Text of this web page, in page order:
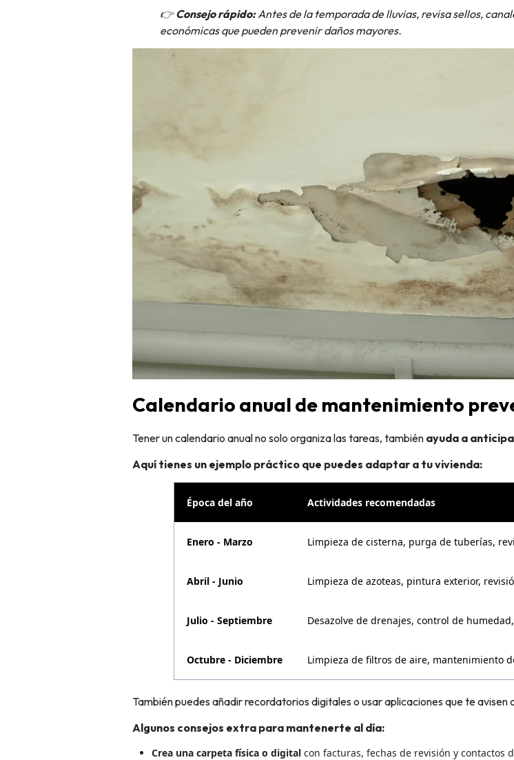
👉Consejo rápido:Antes de la temporada de lluvias, revisa sellos,
económicas que pueden prevenir daños mayores.
Calendario anual de mantenimiento
Tener un calendario anual no solo organiza las tareas, también ayuda a
Aquí tienes un ejemplo práctico que puedes adaptar a tu vivienda:
Época del año Actividades recomendadas
Enero - Marzo Limpieza de cisterna, purga de tuberías,
Abril - Junio Limpieza de azoteas, pintura exterior,
Julio - Septiembre Desazolve de drenajes, control de
Octubre - Diciembre Limpieza de filtros de aire, mantenimiento
También puedes añadir recordatorios digitales o usar aplicaciones que te avisen
Algunos consejos extra para mantenerte al día:
Crea una carpeta física o digital con facturas, fechas de revisión y contactos